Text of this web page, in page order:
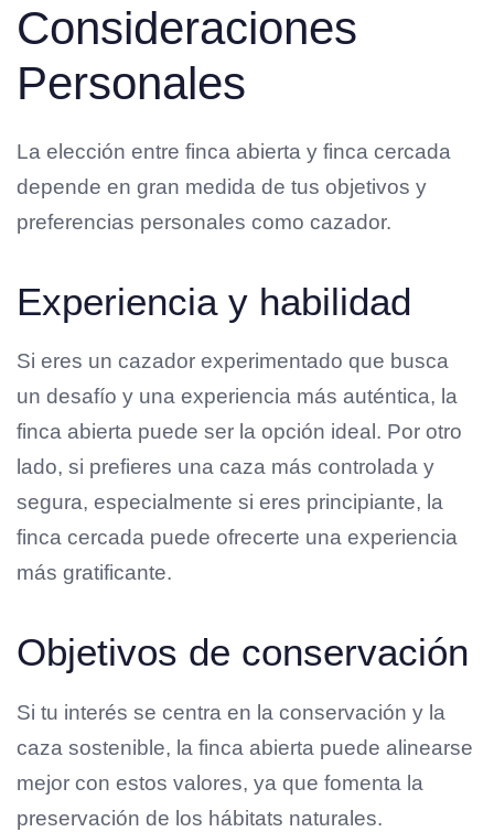
Consideraciones
Personales
La elección entre finca abierta y finca cercada
depende en gran medida de tus objetivos y
preferencias personales como cazador.
Experiencia y habilidad
Si eres un cazador experimentado que busca
un desafío y una experiencia más auténtica, la
finca abierta puede ser la opción ideal. Por otro
lado, si prefieres una caza más controlada y
segura, especialmente si eres principiante, la
finca cercada puede ofrecerte una experiencia
más gratificante.
Objetivos de conservación
Si tu interés se centra en la conservación y la
caza sostenible, la finca abierta puede alinearse
mejor con estos valores, ya que fomenta la
preservación de los hábitats naturales.